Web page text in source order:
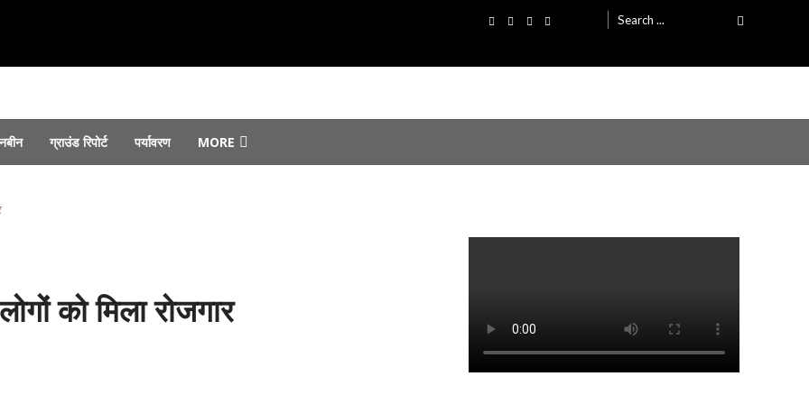
Search
for:
ग्राउंड रिपोर्ट पर्यावरण MORE
सौंपे गए...
को मिला रोजगार